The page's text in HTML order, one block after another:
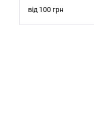
від 100 грн